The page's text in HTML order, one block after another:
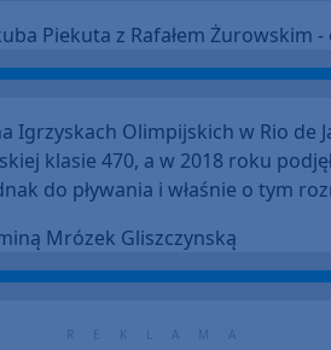
Piekuta z Rafałem Żurowskim -
Igrzyskach Olimpijskich w Rio de
klasie 470, a w 2018 roku
do pływania i właśnie o tym
Mrózek Gliszczynską